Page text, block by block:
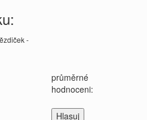
-
průměrné
hodnoceni: